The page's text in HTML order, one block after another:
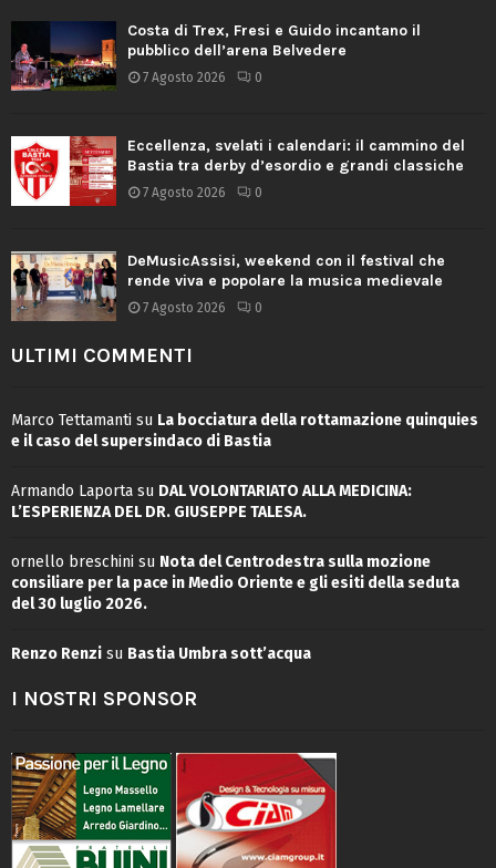
Costa di Trex, Fresi e Guido incantano il
pubblico dell’arena Belvedere
7 Agosto 2026 0
Eccellenza, svelati i calendari: il cammino del
Bastia tra derby d’esordio e grandi classiche
7 Agosto 2026 0
DeMusicAssisi, weekend con il festival che
rende viva e popolare la musica medievale
7 Agosto 2026 0
ULTIMI COMMENTI
Marco Tettamanti su La bocciatura della rottamazione quinquies
e il caso del supersindaco di Bastia
Armando Laporta su DAL VOLONTARIATO ALLA MEDICINA:
L’ESPERIENZA DEL DR. GIUSEPPE TALESA.
ornello breschini su Nota del Centrodestra sulla mozione
consiliare per la pace in Medio Oriente e gli esiti della seduta
del 30 luglio 2026.
Renzo Renzi su Bastia Umbra sott’acqua
I NOSTRI SPONSOR